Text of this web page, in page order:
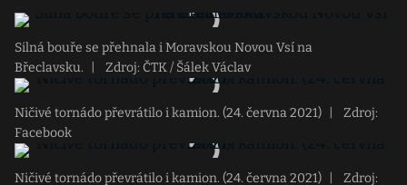
Silná bouře se přehnala i Moravskou Novou Vsí na
Břeclavsku.
Zdroj: ČTK / Šálek Václav
Ničivé tornádo převrátilo i kamion. (24. června 2021)
Zdroj:
Facebook
Ničivé tornádo převrátilo i kamion. (24. června 2021)
Zdroj: